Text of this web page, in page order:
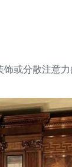
或分散注意